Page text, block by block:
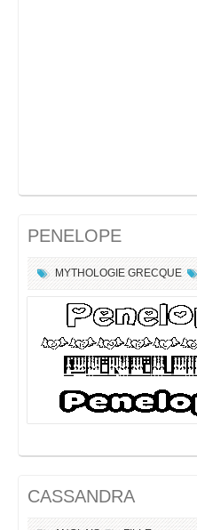
PENELOPE
MYTHOLOGIE GRECQUE
CASSANDRA